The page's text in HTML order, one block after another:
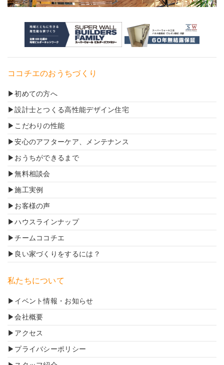
ココチエのおうちづくり
初めての方へ
設計士とつくる高性能デザイン住宅
こだわりの性能
安心のアフターケア、メンテナンス
おうちができるまで
無料相談会
施工実例
お客様の声
ハウスラインナップ
チームココチエ
良い家づくりをするには？
私たちについて
イベント情報・お知らせ
会社概要
アクセス
プライバシーポリシー